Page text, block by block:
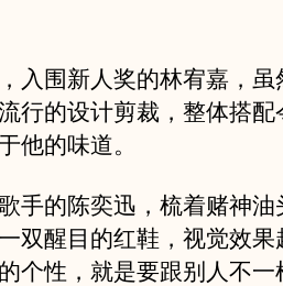
围新人奖的林宥嘉，虽
行的设计剪裁，整体搭配
他的味道。
的陈奕迅，梳着赌神油
双醒目的红鞋，视觉效果
个性，就是要跟别人不一